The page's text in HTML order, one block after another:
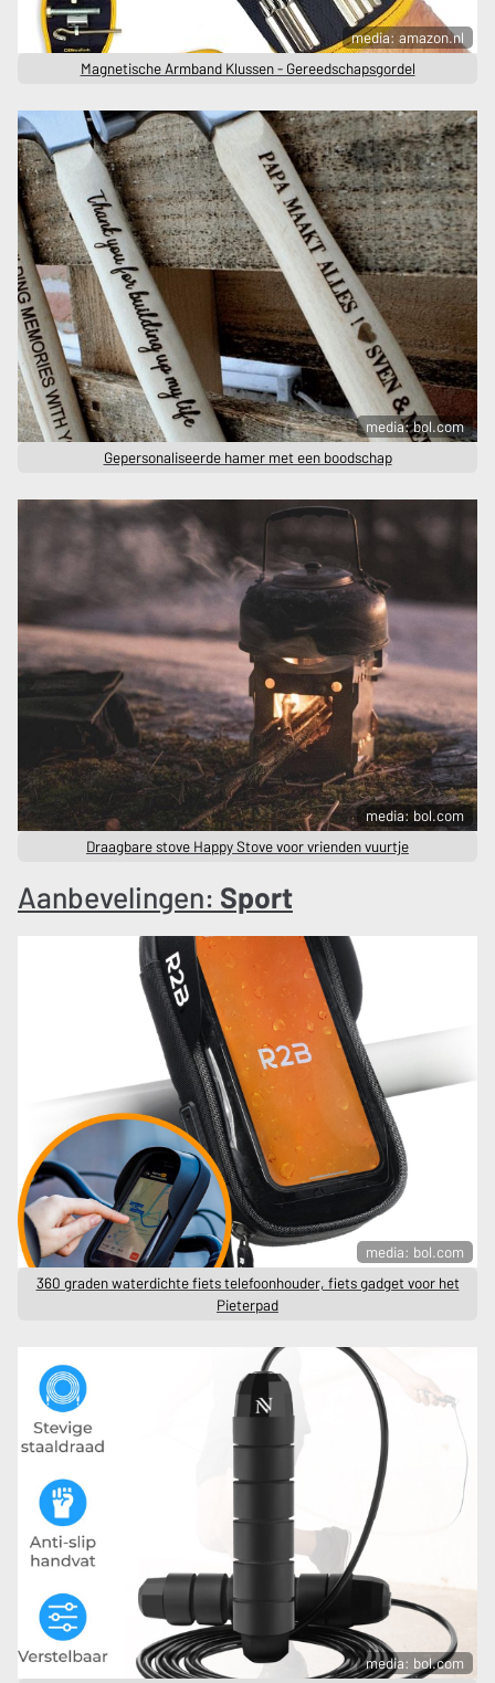
media: amazon.nl
Magnetische Armband Klussen - Gereedschapsgordel
media: bol.com
Gepersonaliseerde hamer met een boodschap
media: bol.com
Draagbare stove Happy Stove voor vrienden vuurtje
Aanbevelingen: Sport
media: bol.com
360 graden waterdichte fiets telefoonhouder, fiets gadget voor het
Pieterpad
media: bol.com